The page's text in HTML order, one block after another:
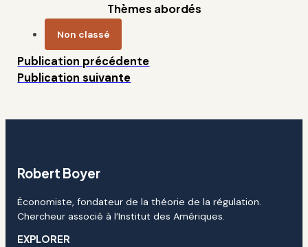
Thèmes abordés
Non classé
Publication précédente
Publication suivante
Robert Boyer
Économiste, fondateur de la théorie de la régulation.
Chercheur associé à l’Institut des Amériques.
EXPLORER